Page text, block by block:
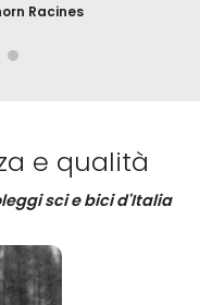
Racines
e qualità
sci e bici d'Italia